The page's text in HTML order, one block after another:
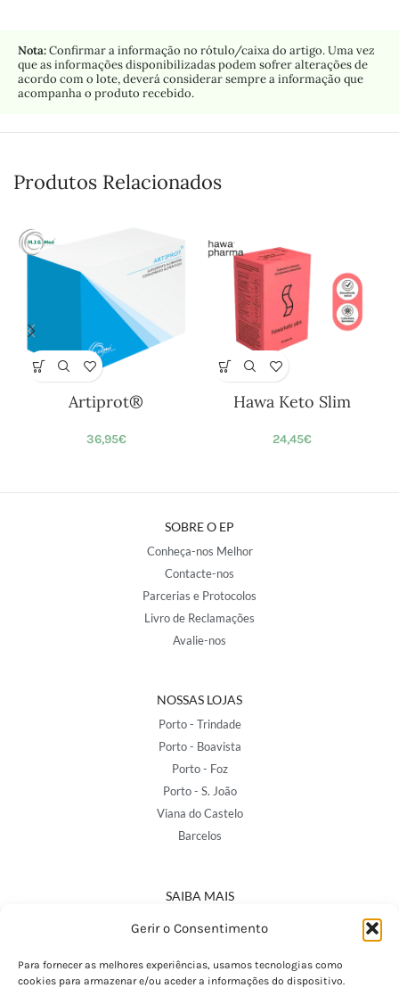
Gerir o Consentimento
Para fornecer as melhores experiências, usamos tecnologias como
cookies para armazenar e/ou aceder a informações do dispositivo.
Nota:Confirmar a informação no rótulo/caixa do artigo. Uma vez
que as informações disponibilizadas podem sofrer alterações de
acordo com o lote, deverá considerar sempre a informação que
acompanha o produto recebido.
Produtos Relacionados
Artiprot®
36,95€
Hawa Keto Slim
24,45€
SOBRE O EP
Conheça-nos Melhor
Contacte-nos
Parcerias e Protocolos
Livro de Reclamações
Avalie-nos
NOSSAS LOJAS
Porto - Trindade
Porto - Boavista
Porto - Foz
Porto - S. João
Viana do Castelo
Barcelos
SAIBA MAIS
Política de Privacidade
Termos e Condições